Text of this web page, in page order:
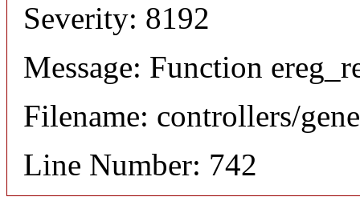
Severity: 8192
Message: Function
Filename: controllers/
Line Number: 742